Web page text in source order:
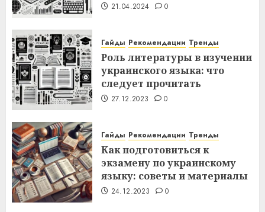
21.04.2024 0
Гайды Рекомендации Тренды
Роль литературы в изучении
украинского языка: что
следует прочитать
27.12.2023 0
Гайды Рекомендации Тренды
Как подготовиться к
экзамену по украинскому
языку: советы и материалы
24.12.2023 0